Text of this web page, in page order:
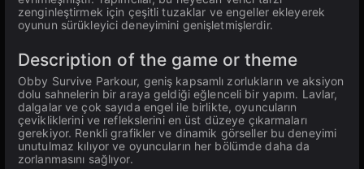
zenginleştirmek için çeşitli tuzaklar ve engeller ekleyerek
oyunun sürükleyici deneyimini genişletmişlerdir.
Description of the game or theme
Obby Survive Parkour, geniş kapsamlı zorlukların ve aksiyon
dolu sahnelerin bir araya geldiği eğlenceli bir yapım. Lavlar,
dalgalar ve çok sayıda engel ile birlikte, oyuncuların
çevikliklerini ve reflekslerini en üst düzeye çıkarmaları
gerekiyor. Renkli grafikler ve dinamik görseller bu deneyimi
unutulmaz kılıyor ve oyuncuların her bölümde daha da
zorlanmasını sağlıyor.